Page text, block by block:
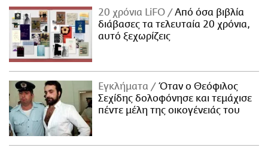
20 χρόνια LiFO
Από όσα βιβλία
διάβασες τα τελευταία 20 χρόνια,
αυτό ξεχωρίζεις
Εγκλήματα
Όταν ο Θεόφιλος
Σεχίδης δολοφόνησε και τεμάχισε
πέντε μέλη της οικογένειάς του